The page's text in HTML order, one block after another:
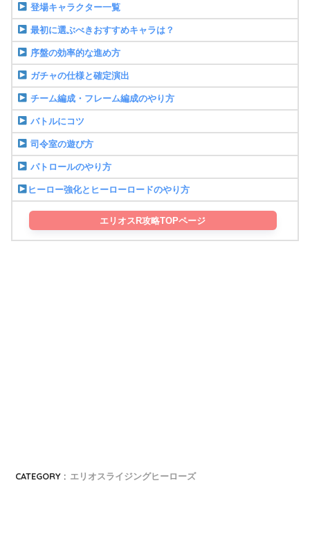
登場キャラクター一覧
最初に選ぶべきおすすめキャラは？
序盤の効率的な進め方
ガチャの仕様と確定演出
チーム編成・フレーム編成のやり方
バトルにコツ
司令室の遊び方
パトロールのやり方
ヒーロー強化とヒーローロードのやり方
エリオスR攻略TOPページ
CATEGORY : エリオスライジングヒーローズ